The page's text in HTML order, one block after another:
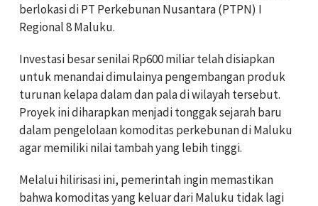
berlokasi di PT Perkebunan Nusantara (PTPN) I
Regional 8 Maluku.
Investasi besar senilai Rp600 miliar telah disiapkan
untuk menandai dimulainya pengembangan produk
turunan kelapa dalam dan pala di wilayah tersebut.
Proyek ini diharapkan menjadi tonggak sejarah baru
dalam pengelolaan komoditas perkebunan di Maluku
agar memiliki nilai tambah yang lebih tinggi.
Melalui hilirisasi ini, pemerintah ingin memastikan
bahwa komoditas yang keluar dari Maluku tidak lagi